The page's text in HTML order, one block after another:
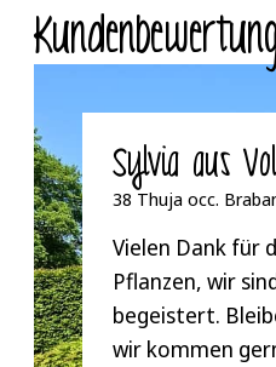
Sylvia aus
38 Thuja occ.
Vielen Dank für
Pflanzen, wir
begeistert.
wir kommen